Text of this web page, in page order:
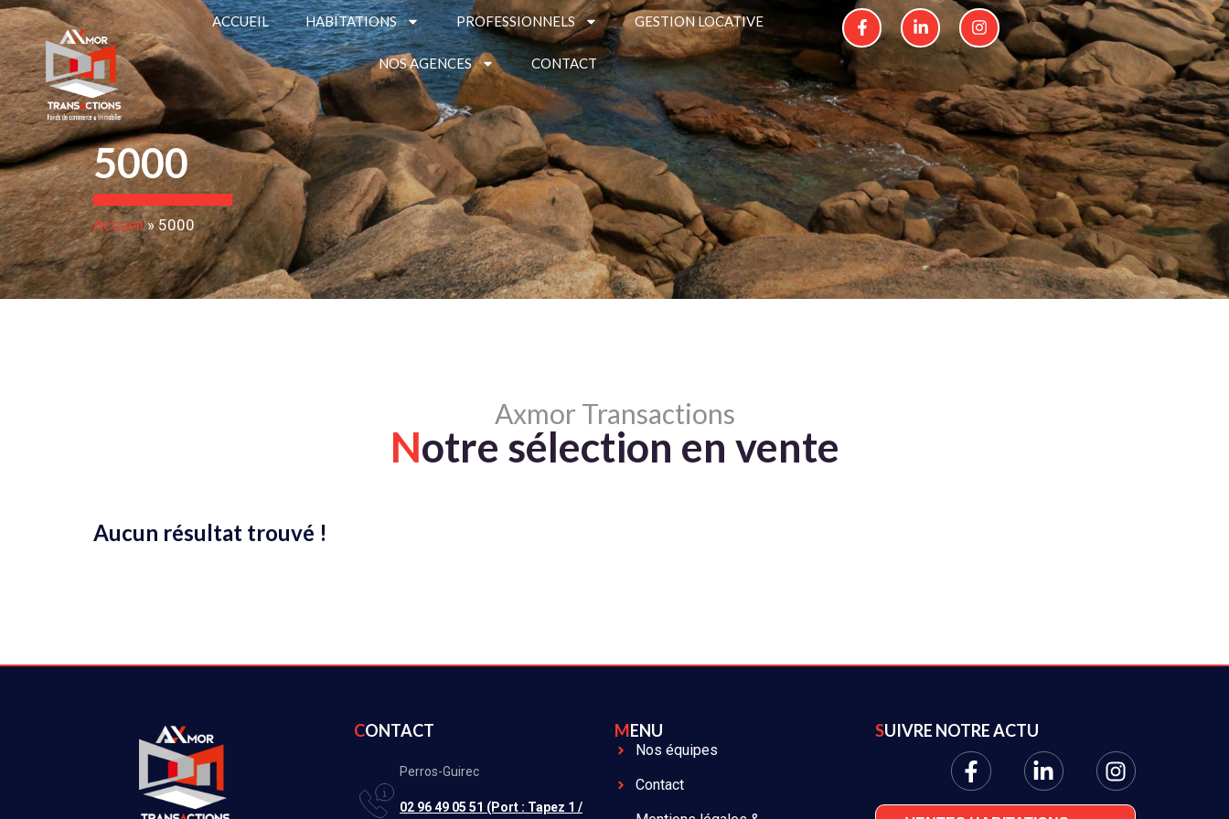
ACCUEIL HABITATIONS PROFESSIONNELS GESTION LOCATIVE
NOS AGENCES CONTACT
5000
Accueil»5000
Axmor Transactions
Notre sélection en vente
Aucun résultat trouvé !
CONTACT
Perros-Guirec
02 96 49 05 51 (Port : Tapez 1 /
MENU
Nos équipes
Contact
SUIVRE NOTRE ACTU